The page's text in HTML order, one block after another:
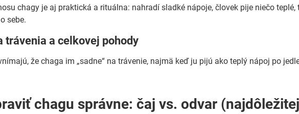
chagy je aj praktická a rituálna: nahradí sladké nápoje, človek pije niečo
sebe.
trávenia a celkovej pohody
že chaga im „sadne“ na trávenie, najmä keď ju pijú ako teplý nápoj po
chagu správne: čaj vs. odvar